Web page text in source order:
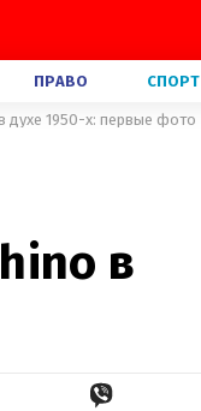
ПРАВО СПОРТ
духе 1950-х: первые фото
в